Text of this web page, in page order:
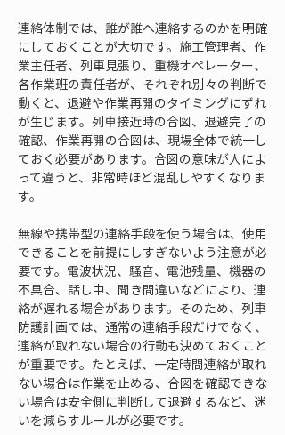
連絡体制では、誰が誰へ連絡するのかを明確
にしておくことが大切です。施工管理者、作
業主任者、列車見張り、重機オペレーター、
各作業班の責任者が、それぞれ別々の判断で
動くと、退避や作業再開のタイミングにずれ
が生じます。列車接近時の合図、退避完了の
確認、作業再開の合図は、現場全体で統一し
ておく必要があります。合図の意味が人によ
って違うと、非常時ほど混乱しやすくなりま
す。
無線や携帯型の連絡手段を使う場合は、使用
できることを前提にしすぎないよう注意が必
要です。電波状況、騒音、電池残量、機器の
不具合、話し中、聞き間違いなどにより、連
絡が遅れる場合があります。そのため、列車
防護計画では、通常の連絡手段だけでなく、
連絡が取れない場合の行動も決めておくこと
が重要です。たとえば、一定時間連絡が取れ
ない場合は作業を止める、合図を確認できな
い場合は安全側に判断して退避するなど、迷
いを減らすルールが必要です。